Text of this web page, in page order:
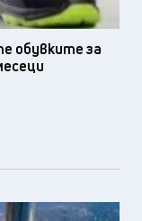
обувките за